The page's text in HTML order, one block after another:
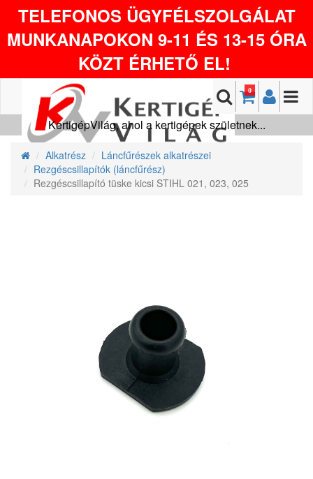
TELEFONOS ÜGYFÉLSZOLGÁLAT
MUNKANAPOKON 9-11 ÉS 13-15 ÓRA
KÖZT ÉRHETŐ EL!
0
KertigépVilág, ahol a kertigépek születnek...
Alkatrész
Láncfűrészek alkatrészei
Rezgéscsillapítók (láncfűrész)
Rezgéscsillapító tüske kicsi STIHL 021, 023, 025